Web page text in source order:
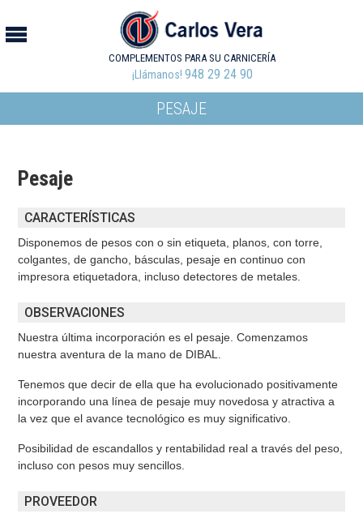
COMPLEMENTOS PARA SU CARNICERÍA
¡Llámanos! 948 29 24 90
PESAJE
Pesaje
CARACTERÍSTICAS
Disponemos de pesos con o sin etiqueta, planos, con torre,
colgantes, de gancho, básculas, pesaje en continuo con
impresora etiquetadora, incluso detectores de metales.
OBSERVACIONES
Nuestra última incorporación es el pesaje. Comenzamos
nuestra aventura de la mano de DIBAL.
Tenemos que decir de ella que ha evolucionado positivamente
incorporando una línea de pesaje muy novedosa y atractiva a
la vez que el avance tecnológico es muy significativo.
Posibilidad de escandallos y rentabilidad real a través del peso,
incluso con pesos muy sencillos.
PROVEEDOR